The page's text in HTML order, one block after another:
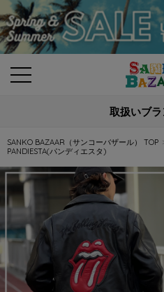
取扱いブ
SANKO BAZAAR（サンコーバザール） TOP
PANDIESTA(パンディエスタ)